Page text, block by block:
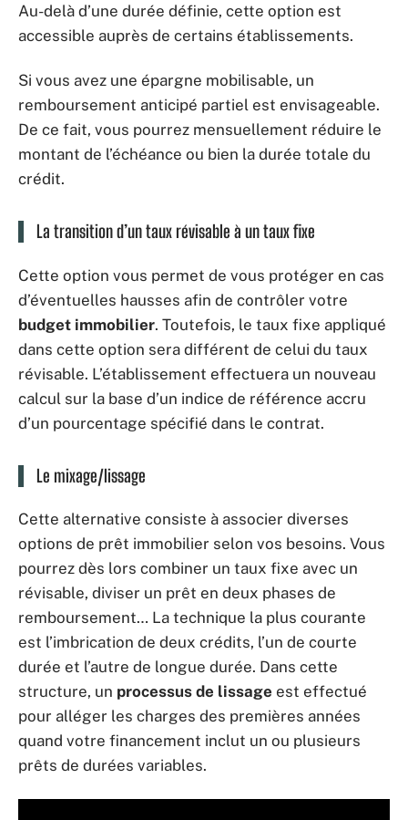
Au-delà d’une durée définie, cette option est
accessible auprès de certains établissements.
Si vous avez une épargne mobilisable, un
remboursement anticipé partiel est envisageable.
De ce fait, vous pourrez mensuellement réduire le
montant de l’échéance ou bien la durée totale du
crédit.
La transition d’un taux révisable à un taux fixe
Cette option vous permet de vous protéger en cas
d’éventuelles hausses afin de contrôler votre
budget immobilier. Toutefois, le taux fixe appliqué
dans cette option sera différent de celui du taux
révisable. L’établissement effectuera un nouveau
calcul sur la base d’un indice de référence accru
d’un pourcentage spécifié dans le contrat.
Le mixage/lissage
Cette alternative consiste à associer diverses
options de prêt immobilier selon vos besoins. Vous
pourrez dès lors combiner un taux fixe avec un
révisable, diviser un prêt en deux phases de
remboursement… La technique la plus courante
est l’imbrication de deux crédits, l’un de courte
durée et l’autre de longue durée. Dans cette
structure, un processus de lissage est effectué
pour alléger les charges des premières années
quand votre financement inclut un ou plusieurs
prêts de durées variables.